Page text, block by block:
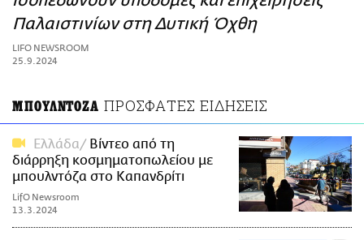
ΑΜΠΑ
PRINT
Παλαιστινίων στη Δυτική Όχθη
LIFO NEWSROOM
25.9.2024
ΜΠΟΥΛΝΤΟΖΑ ΠΡΟΣΦΑΤΕΣ ΕΙΔΗΣΕΙΣ
Ελλάδα
Βίντεο από τη
διάρρηξη κοσμηματοπωλείου με
μπουλντόζα στο Καπανδρίτι
LifO Newsroom
13.3.2024